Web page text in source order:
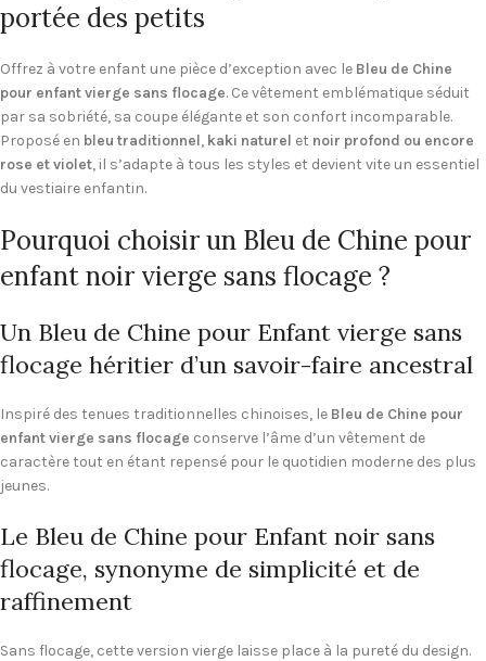
portée des petits
Offrez à votre enfant une pièce d’exception avec le Bleu de Chine
pour enfant vierge sans flocage. Ce vêtement emblématique séduit
par sa sobriété, sa coupe élégante et son confort incomparable.
Proposé en bleu traditionnel, kaki naturel et noir profond ou encore
rose et violet, il s’adapte à tous les styles et devient vite un essentiel
du vestiaire enfantin.
Pourquoi choisir un Bleu de Chine pour
enfant noir vierge sans flocage ?
Un Bleu de Chine pour Enfant vierge sans
flocage héritier d’un savoir-faire ancestral
Inspiré des tenues traditionnelles chinoises, le Bleu de Chine pour
enfant vierge sans flocage conserve l’âme d’un vêtement de
caractère tout en étant repensé pour le quotidien moderne des plus
jeunes.
Le Bleu de Chine pour Enfant noir sans
flocage, synonyme de simplicité et de
raffinement
Sans flocage, cette version vierge laisse place à la pureté du design.